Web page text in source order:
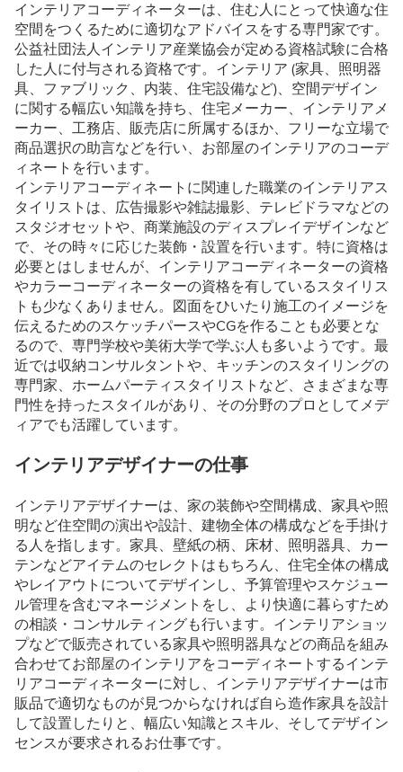
インテリアコーディネーターは、住む人にとって快適な住
空間をつくるために適切なアドバイスをする専門家です。
公益社団法人インテリア産業協会が定める資格試験に合格
した人に付与される資格です。インテリア (家具、照明器
具、ファブリック、内装、住宅設備など)、空間デザイン
に関する幅広い知識を持ち、住宅メーカー、インテリアメ
ーカー、工務店、販売店に所属するほか、フリーな立場で
商品選択の助言などを行い、お部屋のインテリアのコーデ
ィネートを行います。
インテリアコーディネートに関連した職業のインテリアス
タイリストは、広告撮影や雑誌撮影、テレビドラマなどの
スタジオセットや、商業施設のディスプレイデザインなど
で、その時々に応じた装飾・設置を行います。特に資格は
必要とはしませんが、インテリアコーディネーターの資格
やカラーコーディネーターの資格を有しているスタイリス
トも少なくありません。図面をひいたり施工のイメージを
伝えるためのスケッチパースやCGを作ることも必要とな
るので、専門学校や美術大学で学ぶ人も多いようです。最
近では収納コンサルタントや、キッチンのスタイリングの
専門家、ホームパーティスタイリストなど、さまざまな専
門性を持ったスタイルがあり、その分野のプロとしてメデ
ィアでも活躍しています。
インテリアデザイナーの仕事
インテリアデザイナーは、家の装飾や空間構成、家具や照
明など住空間の演出や設計、建物全体の構成などを手掛け
る人を指します。家具、壁紙の柄、床材、照明器具、カー
テンなどアイテムのセレクトはもちろん、住宅全体の構成
やレイアウトについてデザインし、予算管理やスケジュー
ル管理を含むマネージメントをし、より快適に暮らすため
の相談・コンサルティングも行います。インテリアショッ
プなどで販売されている家具や照明器具などの商品を組み
合わせてお部屋のインテリアをコーディネートするインテ
リアコーディネーターに対し、インテリアデザイナーは市
販品で適切なものが見つからなければ自ら造作家具を設計
して設置したりと、幅広い知識とスキル、そしてデザイン
センスが要求されるお仕事です。